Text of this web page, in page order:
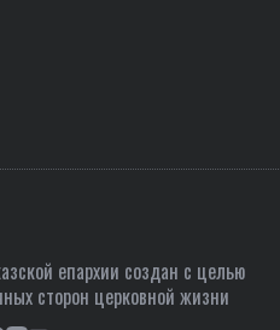
епархии создан c целью
сторон церковной жизни